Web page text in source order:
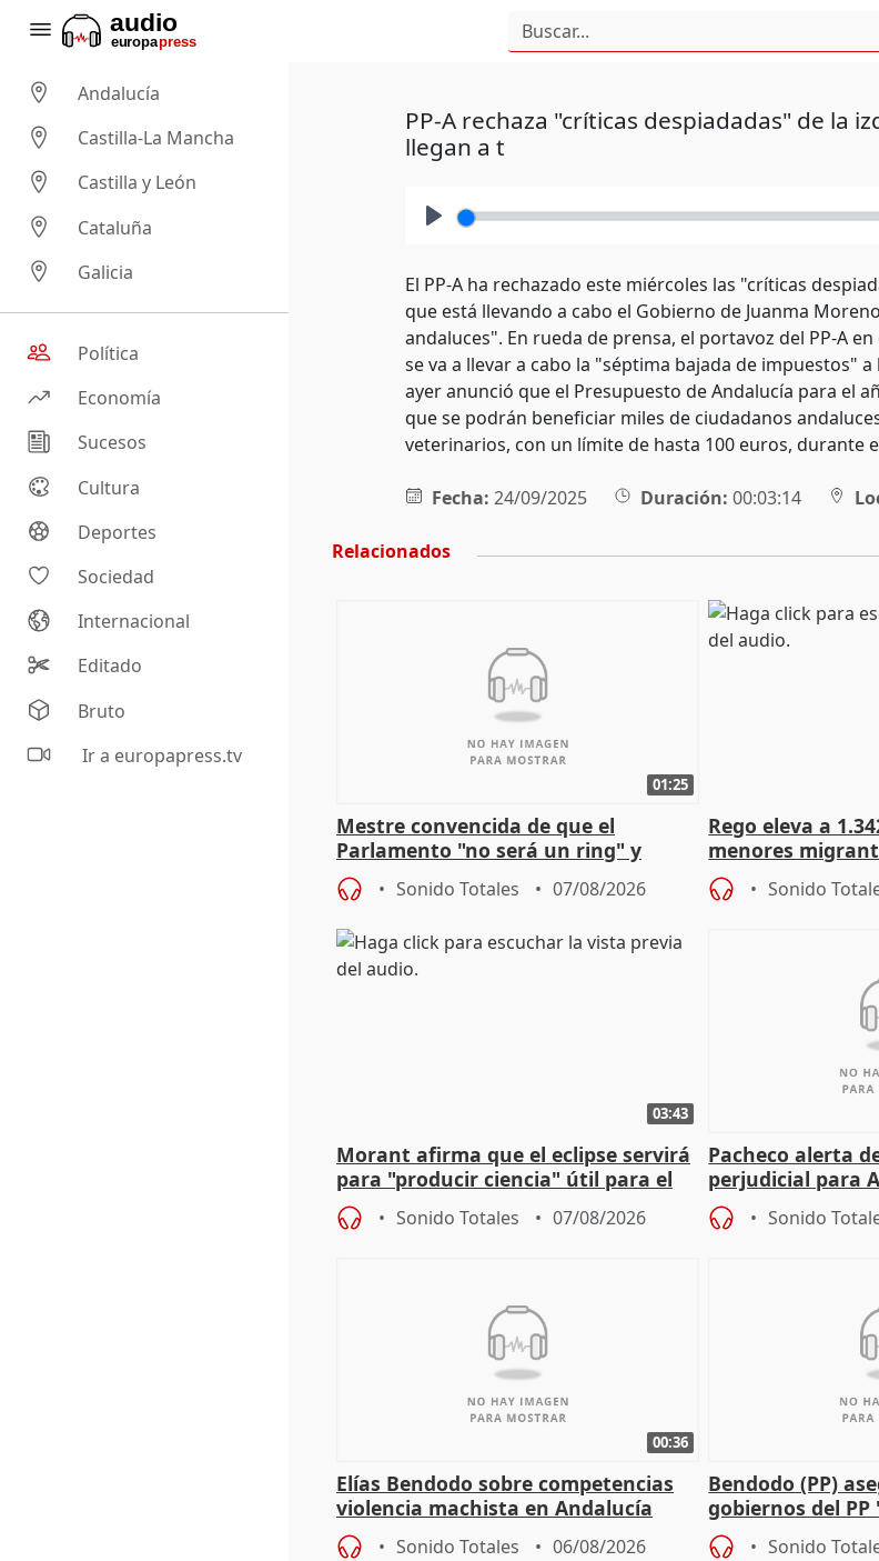
Andalucía
Castilla-La Mancha
Castilla y León
Cataluña
Galicia
Política
Economía
Sucesos
Cultura
Deportes
Sociedad
Internacional
Editado
Bruto
Ir a europapress.tv
PP-A rechaza "críticas despiadadas" de la
llegan a t
El PP-A ha rechazado este miércoles las "críticas
que está llevando a cabo el Gobierno de Juanma
andaluces". En rueda de prensa, el portavoz del PP-A
se va a llevar a cabo la "séptima bajada de impuestos"
ayer anunció que el Presupuesto de Andalucía para el
que se podrán beneficiar miles de ciudadanos
veterinarios, con un límite de hasta 100 euros, durante
Fecha: 24/09/2025 Duración: 00:03:14
Relacionados
01:25
Mestre convencida de que el
Parlamento "no será un ring" y
defiende "estabilidad" del pacto con
Vox
Sonido Totales 07/08/2026
Rego eleva a
menores
entrada masiva
Sonido
03:43
Morant afirma que el eclipse servirá
para "producir ciencia" útil para el
resto del mundo
Sonido Totales 07/08/2026
Pacheco alerta
perjudicial para
agricultura hay
Sonido
00:36
Elías Bendodo sobre competencias
violencia machista en Andalucía
Sonido Totales 06/08/2026
Bendodo (PP)
gobiernos del
sobre los
Sonido